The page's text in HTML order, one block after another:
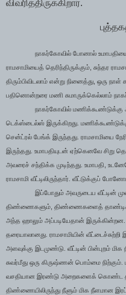
விவரித்திருக்கிறார்.
நாகர்கோவில் போனால்
ராமசாமியைத் தெரிந்திருக்கும் சுந்தர
திரும்பிவிடலாம் என்று நினைத்து ஒரு நாள்
பதினொன்றரை மணி சுமாருக்கெல்லாம்
நாகர்கோவில் மணிக்கூண்டுக்கு
டெக்ஸ்டைல்ஸ் இருக்கிறது.
சென்ட்ரல் பேங்க் இருந்தது. ராமசாமியை
இருந்தது. உமாபதியுடன் ஏற்கெனவே சிறு
அவரைச் சந்திக்க முடிந்தது. உமாபதி
ராமசாமி வீட்டிலிருந்தார். வீட்டுக்குப்
இப்போதும் அவருடைய வீட்டின்
திண்ணைகளும் திண்ணைகளைத் தாண்டிச்
அந்த ஹாலும் அப்படியேதான்
தரையாலானது. ராமசாமியின்
அளவுக்கு இடமுண்டு. வீட்டின் பின்புறம்
சுவர்மீது ஒரு கிருஷ்ணன் பொம்மை நிற்கும்.
வசதியான இரண்டு அறைகளைக் கொண்ட
திண்ணையிலிருந்து நீளும் மிக நீளமான